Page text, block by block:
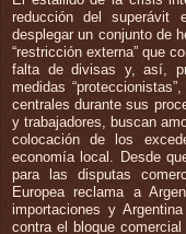
reducción del superávit
desplegar un conjunto de
“restricción externa” que
falta de divisas y, así,
medidas
centrales durante sus
y trabajadores, buscan
colocación de los
economía local. Desde
para las disputas
Europea reclama a
importaciones y
contra el bloque